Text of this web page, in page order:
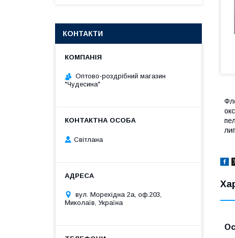
КОНТАКТИ
Оптово-роздрібний магазин
"Чудесина"
Світлана
вул. Морехідна 2а, оф.203,
Миколаїв, Україна